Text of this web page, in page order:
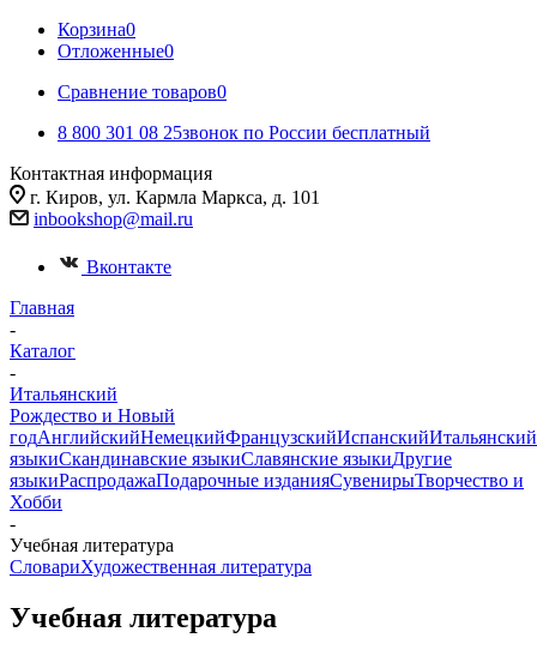
Корзина0
Отложенные0
Сравнение товаров0
8 800 301 08 25звонок по России бесплатный
Контактная информация
г. Киров, ул. Кармла Маркса, д. 101
inbookshop@mail.ru
Вконтакте
Главная
-
Каталог
-
Итальянский
Рождество и Новый
годАнглийскийНемецкийФранцузскийИспанскийИтальянский
языкиСкандинавские языкиСлавянские языкиДругие
языкиРаспродажаПодарочные изданияСувенирыТворчество и
Хобби
-
Учебная литература
СловариХудожественная литература
Учебная литература